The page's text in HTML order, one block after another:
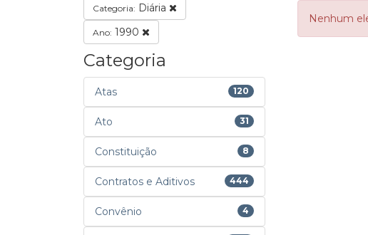
Categoria: Diária
Ano: 1990
Categoria
Atas 120
Ato 31
Constituição 8
Contratos e Aditivos 444
Convênio 4
Nenhum